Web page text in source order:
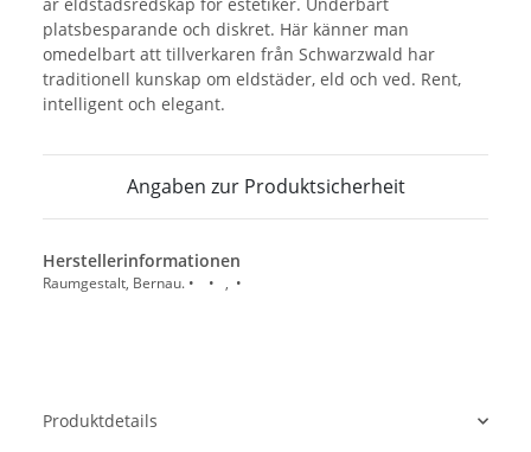
platsbesparande och diskret. Här känner man
omedelbart att tillverkaren från Schwarzwald har
traditionell kunskap om eldstäder, eld och ved. Rent,
intelligent och elegant.
Angaben zur Produktsicherheit
Herstellerinformationen
Raumgestalt, Bernau. • • , •
Produktdetails